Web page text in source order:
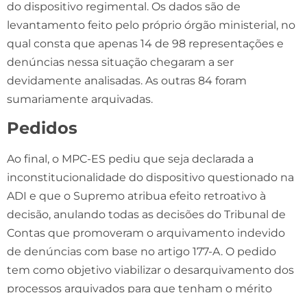
do dispositivo regimental. Os dados são de
levantamento feito pelo próprio órgão ministerial, no
qual consta que apenas 14 de 98 representações e
denúncias nessa situação chegaram a ser
devidamente analisadas. As outras 84 foram
sumariamente arquivadas.
Pedidos
Ao final, o MPC-ES pediu que seja declarada a
inconstitucionalidade do dispositivo questionado na
ADI e que o Supremo atribua efeito retroativo à
decisão, anulando todas as decisões do Tribunal de
Contas que promoveram o arquivamento indevido
de denúncias com base no artigo 177-A. O pedido
tem como objetivo viabilizar o desarquivamento dos
processos arquivados para que tenham o mérito